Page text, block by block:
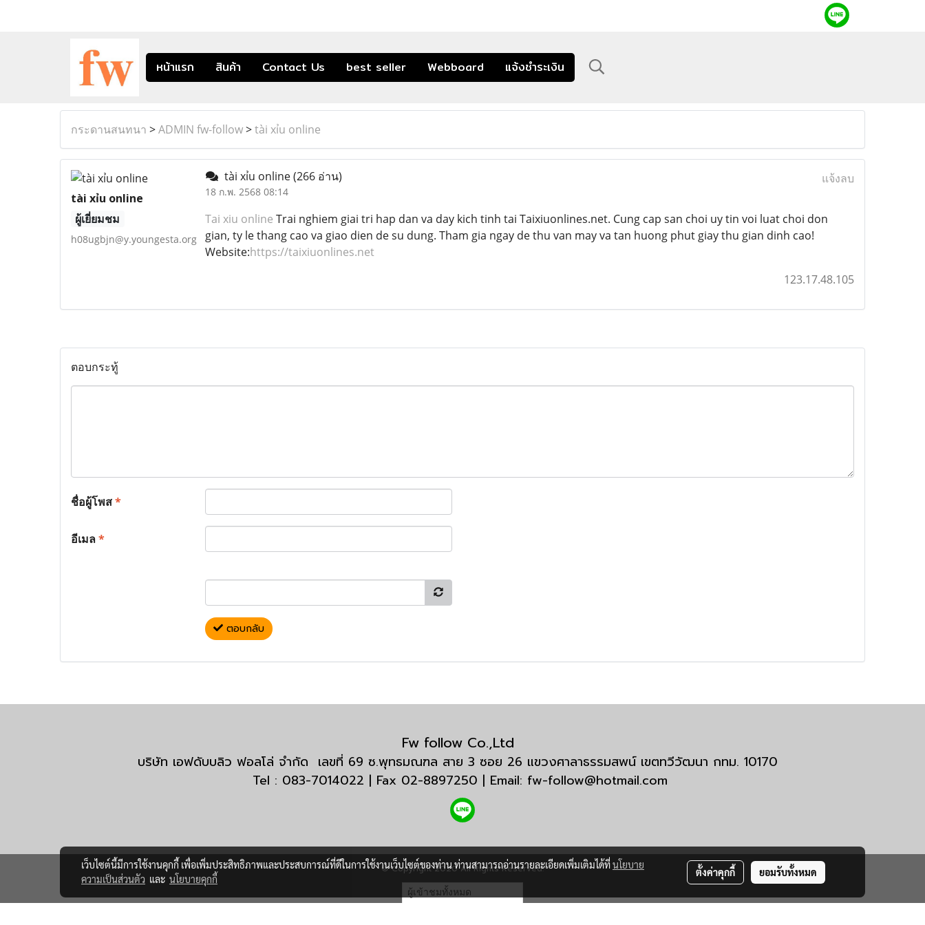
หน้าแรก สินค้า Contact Us best seller Webboard แจ้งชำระเงิน
กระดานสนทนา >ADMIN fw-follow>tài xỉu online
tài xỉu online
ผู้เยี่ยมชม
h08ugbjn@y.youngesta.org
tài xỉu online(266 อ่าน)
18 ก.พ. 2568 08:14
แจ้งลบ
Tai xiu online Trai nghiem giai tri hap dan va day kich tinh tai Taixiuonlines.net. Cung cap san choi uy tin voi luat choi don
gian, ty le thang cao va giao dien de su dung. Tham gia ngay de thu van may va tan huong phut giay thu gian dinh cao!
Website:https://taixiuonlines.net
123.17.48.105
ตอบกระทู้
ชื่อผู้โพส*
อีเมล*
ตอบกลับ
Fw follow Co.,Ltd
บริษัท เอฟดับบลิว ฟอลโล่ จำกัด เลขที่ 69 ซ.พุทธมณฑล สาย 3 ซอย 26 แขวงศาลาธรรมสพน์ เขตทวีวัฒนา กทม. 10170
Tel : 083-7014022 | Fax 02-8897250 | Email: fw-follow@hotmail.com
© Copyright 2020 All Rights Reserved.
ผู้เข้าชมทั้งหมด
เว็บไซต์นี้มีการใช้งานคุกกี้ เพื่อเพิ่มประสิทธิภาพและประสบการณ์ที่ดีในการใช้งานเว็บไซต์ของท่าน ท่านสามารถอ่านรายละเอียดเพิ่มเติมได้ที่นโยบาย
ความเป็นส่วนตัว และ นโยบายคุกกี้
ตั้งค่าคุกกี้ ยอมรับทั้งหมด